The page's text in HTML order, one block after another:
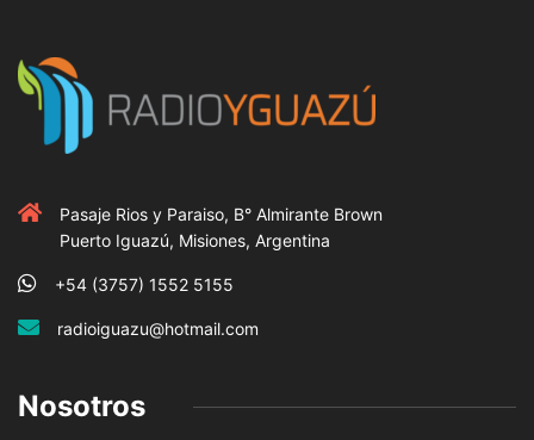
Pasaje Rios y Paraiso, B° Almirante Brown
Puerto Iguazú, Misiones, Argentina
+54 (3757) 1552 5155
radioiguazu@hotmail.com
Nosotros